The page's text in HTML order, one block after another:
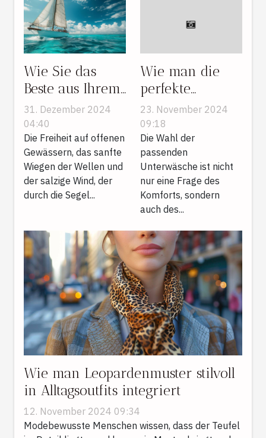
Wie Sie das
Beste aus Ihrem
Segelurlaub
herausholen
können
31. Dezember 2024
04:40
Die Freiheit auf offenen
Gewässern, das sanfte
Wiegen der Wellen und
der salzige Wind, der
durch die Segel...
Wie man die
perfekte
Unterwäsche
für jeden Anlass
auswählt
23. November 2024
09:18
Die Wahl der
passenden
Unterwäsche ist nicht
nur eine Frage des
Komforts, sondern
auch des...
Wie man Leopardenmuster stilvoll
in Alltagsoutfits integriert
12. November 2024 09:34
Modebewusste Menschen wissen, dass der Teufel